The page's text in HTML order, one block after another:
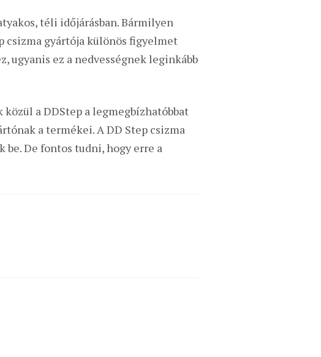
téli időjárásban. Bármilyen
csizma gyártója különös figyelmet
ugyanis ez a nedvességnek leginkább
a DDStep a legmegbízhatóbbat
a termékei. A DD Step csizma
De fontos tudni, hogy erre a